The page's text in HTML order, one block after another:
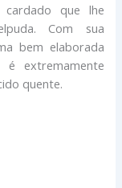
que lhe
Com sua
bem elaborada
extremamente
quente.